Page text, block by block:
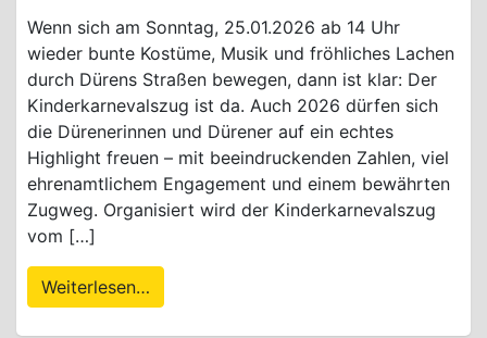
Wenn sich am Sonntag, 25.01.2026 ab 14 Uhr
wieder bunte Kostüme, Musik und fröhliches Lachen
durch Dürens Straßen bewegen, dann ist klar: Der
Kinderkarnevalszug ist da. Auch 2026 dürfen sich
die Dürenerinnen und Dürener auf ein echtes
Highlight freuen – mit beeindruckenden Zahlen, viel
ehrenamtlichem Engagement und einem bewährten
Zugweg. Organisiert wird der Kinderkarnevalszug
vom […]
Weiterlesen…